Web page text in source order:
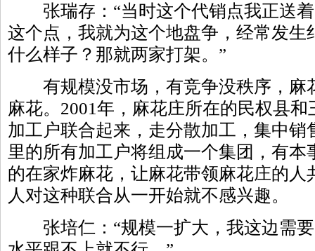
张瑞存：“当时这个代销点我正送着
这个点，我就为这个地盘争，经常发生
什么样子？那就两家打架。”
有规模没市场，有竞争没秩序，麻
麻花。2001年，麻花庄所在的民权县
加工户联合起来，走分散加工，集中销
里的所有加工户将组成一个集团，有
的在家炸麻花，让麻花带领麻花庄的人
人对这种联合从一开始就不感兴趣。
张培仁：“规模一扩大，我这边需要